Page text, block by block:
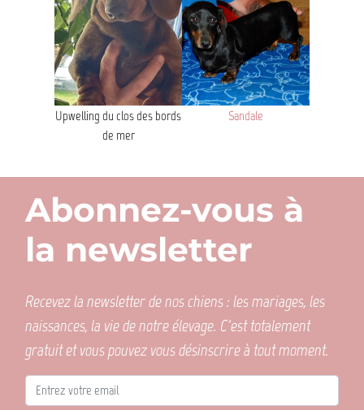
Upwelling du clos des bords
de mer
Sandale
Abonnez-vous à
la newsletter
Recevez la newsletter de nos chiens : les mariages, les
naissances, la vie de notre élevage. C'est totalement
gratuit et vous pouvez vous désinscrire à tout moment.